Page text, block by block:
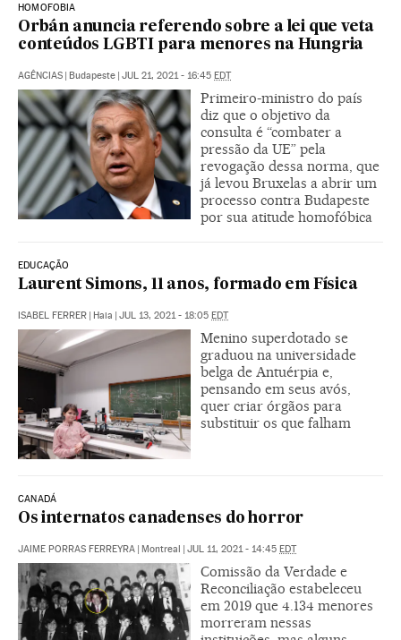
HOMOFOBIA
Orbán anuncia referendo sobre a lei que veta
conteúdos LGBTI para menores na Hungria
AGÊNCIAS | Budapeste | JUL 21, 2021 - 16:45 EDT
Primeiro-ministro do país
diz que o objetivo da
consulta é “combater a
pressão da UE” pela
revogação dessa norma, que
já levou Bruxelas a abrir um
processo contra Budapeste
por sua atitude homofóbica
EDUCAÇÃO
Laurent Simons, 11 anos, formado em Física
ISABEL FERRER | Haia | JUL 13, 2021 - 18:05 EDT
Menino superdotado se
graduou na universidade
belga de Antuérpia e,
pensando em seus avós,
quer criar órgãos para
substituir os que falham
CANADÁ
Os internatos canadenses do horror
JAIME PORRAS FERREYRA | Montreal | JUL 11, 2021 - 14:45 EDT
Comissão da Verdade e
Reconciliação estabeleceu
em 2019 que 4.134 menores
morreram nessas